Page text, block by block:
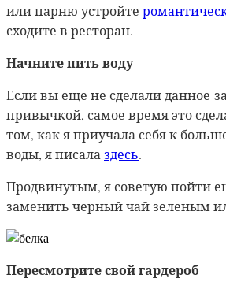
или парню устройте
сходите в ресторан.
Начните пить воду
Если вы еще не сделали данное
привычкой, самое время это
том, как я приучала себя к
воды, я писала здесь.
Продвинутым, я советую пойти
заменить черный чай зеленым
Пересмотрите свой гардероб